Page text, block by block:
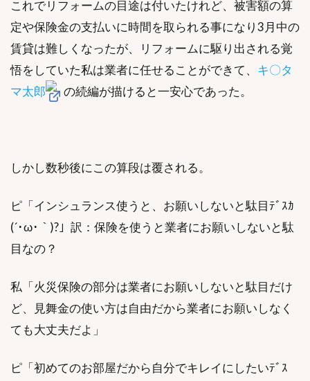
これでリフォームの目途は付いたけれど、被害額の算
定や保険金の支払いに時間を取られる事になり3月中の
賃貸は難しくなったが、リフォームに駆り出される覚
悟をしていた私は業者に任せることができて、 キ〇タ
マ太郎
の続編が描けると一安心であった。
しかし数秒後にこの算段は覆される。
ピ「インシュランス使うと、お願いしないと駄目ﾃﾞｽｶ
(´･ω･｀)?」訳：保険を使うと業者にお願いしないと駄
目なの？
私「火災保険の部分は業者にお願いしないと駄目だけ
ど、見舞金の使い方は自由だから業者にお願いしなく
ても大丈夫だよ」
ピ「初めてのお部屋だから自分でキレイにしたいﾃﾞｽ